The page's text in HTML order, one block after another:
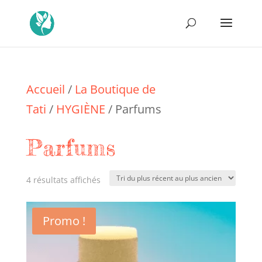
Accueil / La Boutique de
Tati / HYGIÈNE / Parfums
Parfums
4 résultats affichésTrié
du
récent
Promo !